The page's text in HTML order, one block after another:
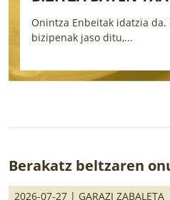
Onintza Enbeitak idatzia
bizipenak jaso ditu,...
Berakatz beltzaren
2026-07-27 | GARAZI ZABALETA